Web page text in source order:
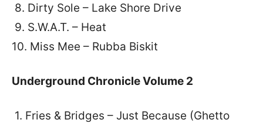
8. Dirty Sole – Lake Shore Drive
9. S.W.A.T. – Heat
10. Miss Mee – Rubba Biskit
Underground Chronicle Volume 2
1. Fries & Bridges – Just Because (Ghetto